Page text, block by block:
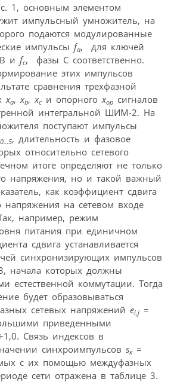
1, основным элементом
импульсный умножитель, на
подаются модулированные
импульсы fa,
для ключей
и fc,
фазы С соответственно.
этих импульсов
сравнения трехфазной
xa, xb, xc и опорного xор сигналов
интегральной ШИМ-2. На
поступают импульсы
, длительность и фазовое
относительно сетевого
итоге определяют не только
напряжения, но и такой важный
как коэффициент сдвига
напряжения на сетевом входе
например, режим
питания при единичном
сдвига устанавливается
синхронизирующих импульсов
начала которых должны
естественной коммутации. Тогда
будет образовываться
сетевых напряжений ei,j =
приведенными
Связь индексов в
синхроимпульсов sк=
с их помощью междуфазных
сети отражена в таблице 3.